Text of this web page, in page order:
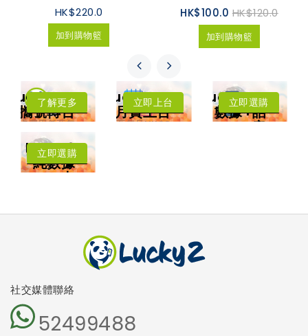
HK$220.0
加到購物籃
HK$100.0 HK$120.0
加到購物籃
LuckySIM
攜號轉台
年卡費用低至每
了解更多 LuckySIM
月費上台
低至每月HK$8
立即上台 LuckySIM
數據+話
音
立即選購
Lucky2
純數據
卡
碼
立即選購
社交媒體聯絡
52499488